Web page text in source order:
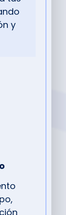
y